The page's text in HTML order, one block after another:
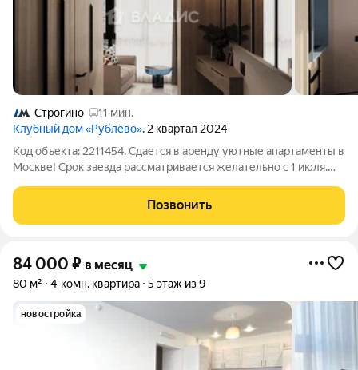
Строгино
11 мин.
Клубный дом «Рублёво», 2 квартал 2024
Код объекта: 2211454. Сдается в аренду уютные апартаменты в
Москве! Срок заезда рассматривается желательно с 1 июля.
вашему вниманию стильную однокомнатную квартиру
площадью 36 кв. м на 4-й
Позвонить
84 000 ₽ в месяц
80 м² 4-комн. квартира 5 этаж из 9
новостройка